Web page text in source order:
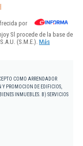
por
Sl procede de la base de
(S.M.E.). Más
COMO ARRENDADOR
PROMOCION DE EDIFICIOS,
INMUEBLES. B) SERVICIOS